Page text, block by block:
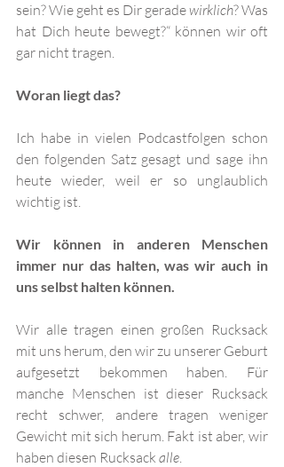
sein? Wie geht es Dir gerade wirklich? Was
hat Dich heute bewegt?“ können wir oft
gar nicht tragen.
Woran liegt das?
Ich habe in vielen Podcastfolgen schon
den folgenden Satz gesagt und sage ihn
heute wieder, weil er so unglaublich
wichtig ist.
Wir können in anderen Menschen
immer nur das halten, was wir auch in
uns selbst halten können.
Wir alle tragen einen großen Rucksack
mit uns herum, den wir zu unserer Geburt
aufgesetzt bekommen haben. Für
manche Menschen ist dieser Rucksack
recht schwer, andere tragen weniger
Gewicht mit sich herum. Fakt ist aber, wir
haben diesen Rucksack alle.